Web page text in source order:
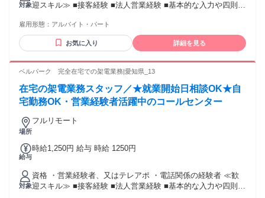
対象迎スキル≫ ■接客経験 ■法人営業経験 ■基本的な入力や四則計
雇用形態： アルバイト・パート
お気に入り 詳細を見る
ベルパーク 完全在宅での架電業務|愛知県_13
在宅の架電業務スタッフ／★就業開始日相談OK★自
宅勤務OK・営業経験者活躍中のコールセンター
場所
フルリモート
給与
時給1,250円 給与 時給 1250円
対象
資格 ・営業経験者、又はテレアポ ・電話関係の経験者 ≪歓
迎スキル≫ ■接客経験 ■法人営業経験 ■基本的な入力や四則計